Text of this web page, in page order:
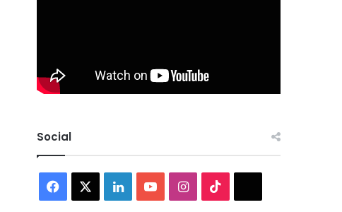
Social
Facebook LinkedInYouTubeInstagram